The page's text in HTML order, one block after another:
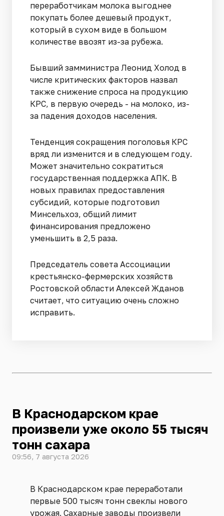
переработчикам молока выгоднее
покупать более дешевый продукт,
который в сухом виде в большом
количестве ввозят из-за рубежа.
Бывший замминистра Леонид Холод в
числе критических факторов назвал
также снижение спроса на продукцию
КРС, в первую очередь - на молоко, из-
за падения доходов населения.
Тенденция сокращения поголовья КРС
вряд ли изменится и в следующем году.
Может значительно сократиться
государственная поддержка АПК. В
новых правилах предоставления
субсидий, которые подготовил
Минсельхоз, общий лимит
финансирования предложено
уменьшить в 2,5 раза.
Председатель совета Ассоциации
крестьянско-фермерских хозяйств
Ростовской области Алексей Жданов
считает, что ситуацию очень сложно
исправить.
В Краснодарском крае
произвели уже около 55 тысяч
тонн сахара
09:56, 7 августа 2026
В Краснодарском крае переработали
первые 500 тысяч тонн свеклы нового
урожая. Сахарные заводы произвели